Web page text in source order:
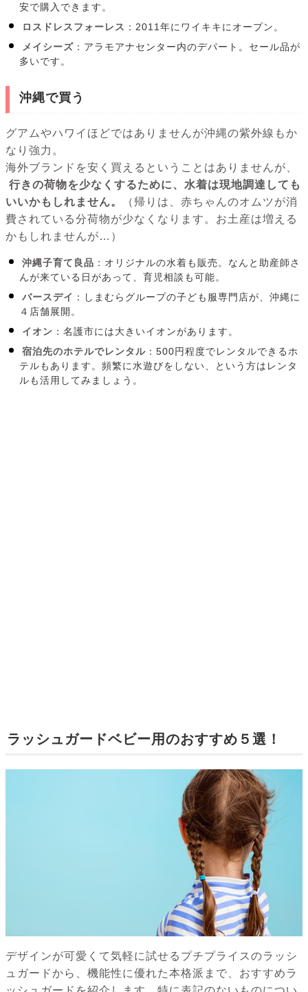
安で購入できます。
ロスドレスフォーレス ：2011年にワイキキにオープン。
メイシーズ ：アラモアナセンター内のデパート。セール品が
多いです。
沖縄で買う
グアムやハワイほどではありませんが沖縄の紫外線もか
なり強力。
海外ブランドを安く買えるということはありませんが、
行きの荷物を少なくするために、水着は現地調達しても
いいかもしれません。
（帰りは、赤ちゃんのオムツが消
費されている分荷物が少なくなります。お土産は増える
かもしれませんが…）
沖縄子育て良品 ：オリジナルの水着も販売。なんと助産師さ
んが来ている日があって、育児相談も可能。
バースデイ ：しまむらグループの子ども服専門店が、沖縄に
４店舗展開。
イオン ：名護市には大きいイオンがあります。
宿泊先のホテルでレンタル ：500円程度でレンタルできるホ
テルもあります。頻繁に水遊びをしない、という方はレンタ
ルも活用してみましょう。
ラッシュガードベビー用のおすすめ５選！
デザインが可愛くて気軽に試せるプチプライスのラッシ
ュガードから、機能性に優れた本格派まで、おすすめラ